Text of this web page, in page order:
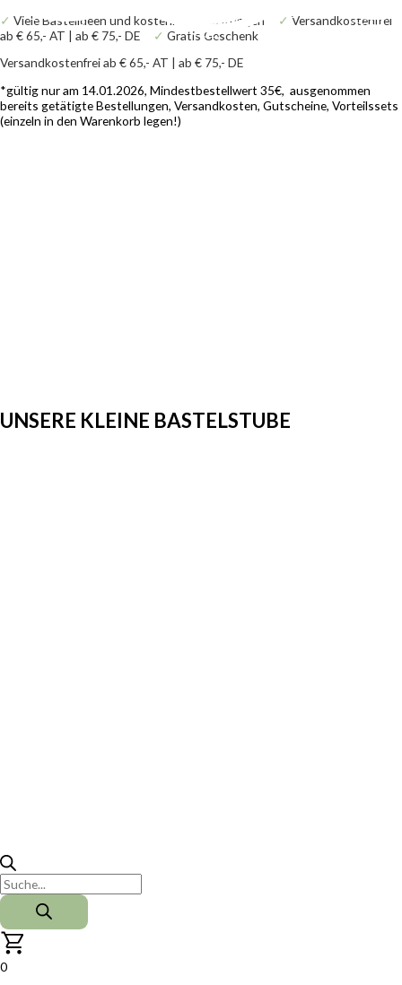
Inhalt
springen
✓ Viele Bastelideen und kostenlose Anleitungen ✓ Versandkostenfrei
ab € 65,- AT | ab € 75,- DE
✓ Gratis Geschenk
Versandkostenfrei ab € 65,- AT | ab € 75,- DE
*gültig nur am 14.01.2026, Mindestbestellwert 35€, ausgenommen
bereits getätigte Bestellungen, Versandkosten, Gutscheine, Vorteilssets
(einzeln in den Warenkorb legen!)
UNSERE KLEINE BASTELSTUBE
search
0
search
Dew
Drop
-
Midnight
Black
Menge